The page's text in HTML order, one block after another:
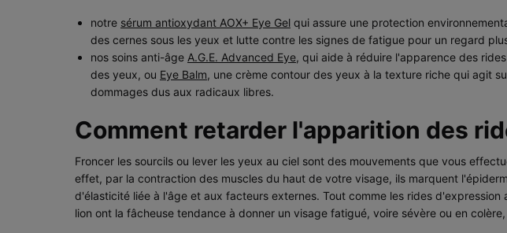
notre sérum antioxydant AOX+ Eye Gel qui assure une protection
des cernes sous les yeux et lutte contre les signes de fatigue pour un regard
nos soins anti-âge A.G.E. Advanced Eye, qui aide à réduire l'apparence des
des yeux, ou Eye Balm, une crème contour des yeux à la texture riche qui agit
dommages dus aux radicaux libres.
Comment retarder l'apparition des
Froncer les sourcils ou lever les yeux au ciel sont des mouvements que vous
effet, par la contraction des muscles du haut de votre visage, ils marquent
d'élasticité liée à l'âge et aux facteurs externes. Tout comme les rides
lion ont la fâcheuse tendance à donner un visage fatigué, voire sévère ou en